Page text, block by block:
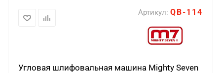
Артикул: QB-114
Угловая шлифовальная машина Mighty Seven